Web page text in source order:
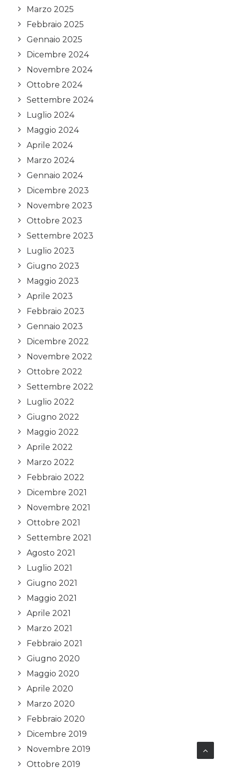
Marzo 2025
Febbraio 2025
Gennaio 2025
Dicembre 2024
Novembre 2024
Ottobre 2024
Settembre 2024
Luglio 2024
Maggio 2024
Aprile 2024
Marzo 2024
Gennaio 2024
Dicembre 2023
Novembre 2023
Ottobre 2023
Settembre 2023
Luglio 2023
Giugno 2023
Maggio 2023
Aprile 2023
Febbraio 2023
Gennaio 2023
Dicembre 2022
Novembre 2022
Ottobre 2022
Settembre 2022
Luglio 2022
Giugno 2022
Maggio 2022
Aprile 2022
Marzo 2022
Febbraio 2022
Dicembre 2021
Novembre 2021
Ottobre 2021
Settembre 2021
Agosto 2021
Luglio 2021
Giugno 2021
Maggio 2021
Aprile 2021
Marzo 2021
Febbraio 2021
Giugno 2020
Maggio 2020
Aprile 2020
Marzo 2020
Febbraio 2020
Dicembre 2019
Novembre 2019
Ottobre 2019